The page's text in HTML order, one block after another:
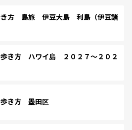
方 島旅 伊豆大島 利島（伊豆諸
き方 ハワイ島 ２０２７～２０２
き方 墨田区